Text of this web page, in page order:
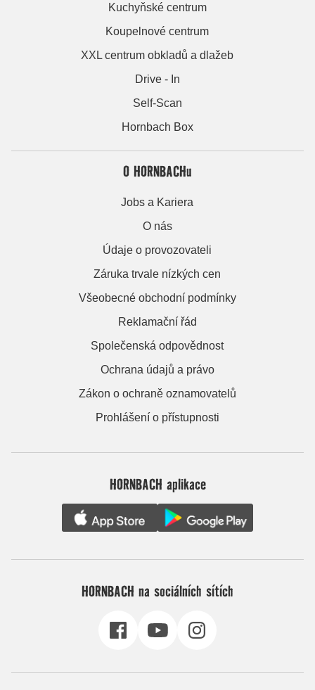
Kuchyňské centrum
Koupelnové centrum
XXL centrum obkladů a dlažeb
Drive - In
Self-Scan
Hornbach Box
O HORNBACHu
Jobs a Kariera
O nás
Údaje o provozovateli
Záruka trvale nízkých cen
Všeobecné obchodní podmínky
Reklamační řád
Společenská odpovědnost
Ochrana údajů a právo
Zákon o ochraně oznamovatelů
Prohlášení o přístupnosti
HORNBACH aplikace
HORNBACH na sociálních sítích